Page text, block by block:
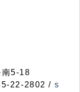
5-18
22-2802 / s